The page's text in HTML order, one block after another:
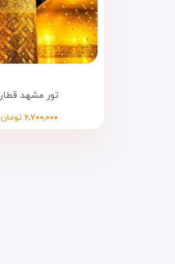
تور مشهد قطار
۶,۷۰۰,۰۰۰ تومان